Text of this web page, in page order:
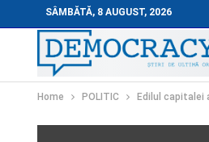
SÂMBĂTĂ, 8 AUGUST, 2026
Home POLITIC Edilul